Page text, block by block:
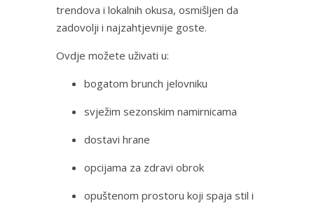
trendova i lokalnih okusa, osmišljen da
zadovolji i najzahtjevnije goste.
Ovdje možete uživati u:
bogatom brunch jelovniku
svježim sezonskim namirnicama
dostavi hrane
opcijama za zdravi obrok
opuštenom prostoru koji spaja stil i